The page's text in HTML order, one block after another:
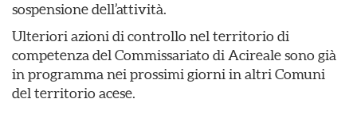
sospensione dell’attività.
Ulteriori azioni di controllo nel territorio di
competenza del Commissariato di Acireale sono già
in programma nei prossimi giorni in altri Comuni
del territorio acese.